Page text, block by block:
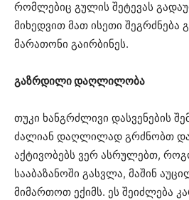
რომლებიც გულის შეტევას
მიხედვით მათ ისეთი შეგრძნება
მარათონი გაირბინეს.
გაზრდილი დაღლილობა
თუკი ხანგრძლივი დასვენების
ძალიან დაღლილად გრძნობთ და
აქტივობებს ვერ ასრულებთ,
სააბაზანოში გასვლა, მაშინ
მიმართოთ ექიმს. ეს შეიძლება